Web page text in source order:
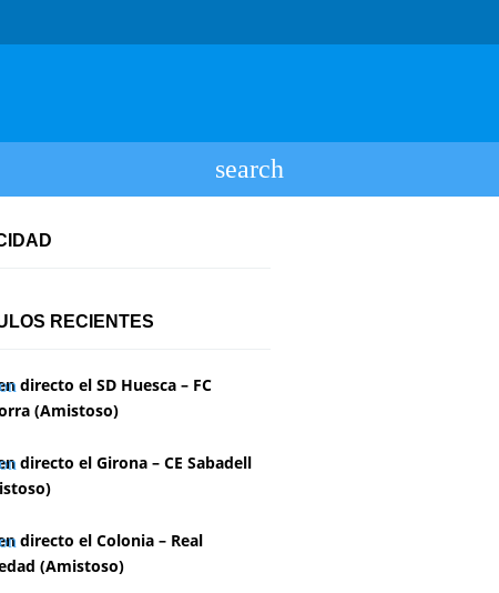
RECIENTES
directo el SD Huesca – FC
(Amistoso)
directo el Girona – CE Sabadell
directo el Colonia – Real
(Amistoso)